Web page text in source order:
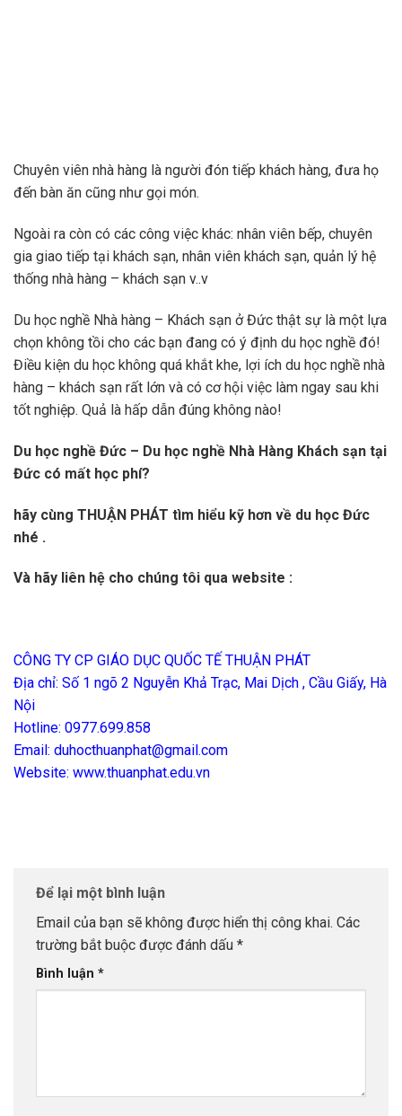
Chuyên viên nhà hàng là người đón tiếp khách hàng, đưa họ
đến bàn ăn cũng như gọi món.
Ngoài ra còn có các công việc khác: nhân viên bếp, chuyên
gia giao tiếp tại khách sạn, nhân viên khách sạn, quản lý hệ
thống nhà hàng – khách sạn v..v
Du học nghề Nhà hàng – Khách sạn ở Đức thật sự là một lựa
chọn không tồi cho các bạn đang có ý định du học nghề đó!
Điều kiện du học không quá khắt khe, lợi ích du học nghề nhà
hàng – khách sạn rất lớn và có cơ hội việc làm ngay sau khi
tốt nghiệp. Quả là hấp dẫn đúng không nào!
Du học nghề Đức – Du học nghề Nhà Hàng Khách sạn tại
Đức có mất học phí?
hãy cùng THUẬN PHÁT tìm hiểu kỹ hơn về du học Đức
nhé .
Và hãy liên hệ cho chúng tôi qua website :
CÔNG TY CP GIÁO DỤC QUỐC TẾ THUẬN PHÁT
Địa chỉ: Số 1 ngõ 2 Nguyễn Khả Trạc, Mai Dịch , Cầu Giấy, Hà
Nội
Hotline: 0977.699.858
Email: duhocthuanphat@gmail.com
Website: www.thuanphat.edu.vn
Để lại một bình luận
Email của bạn sẽ không được hiển thị công khai. Các
trường bắt buộc được đánh dấu *
Bình luận *